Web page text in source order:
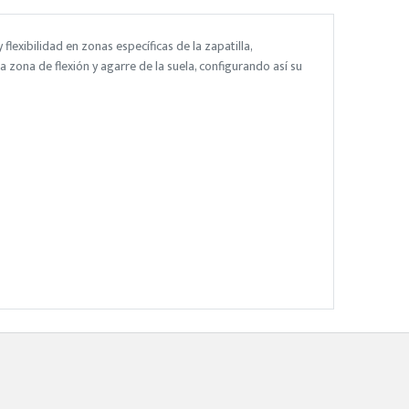
en zonas específicas de la zapatilla,
de flexión y agarre de la suela, configurando así su